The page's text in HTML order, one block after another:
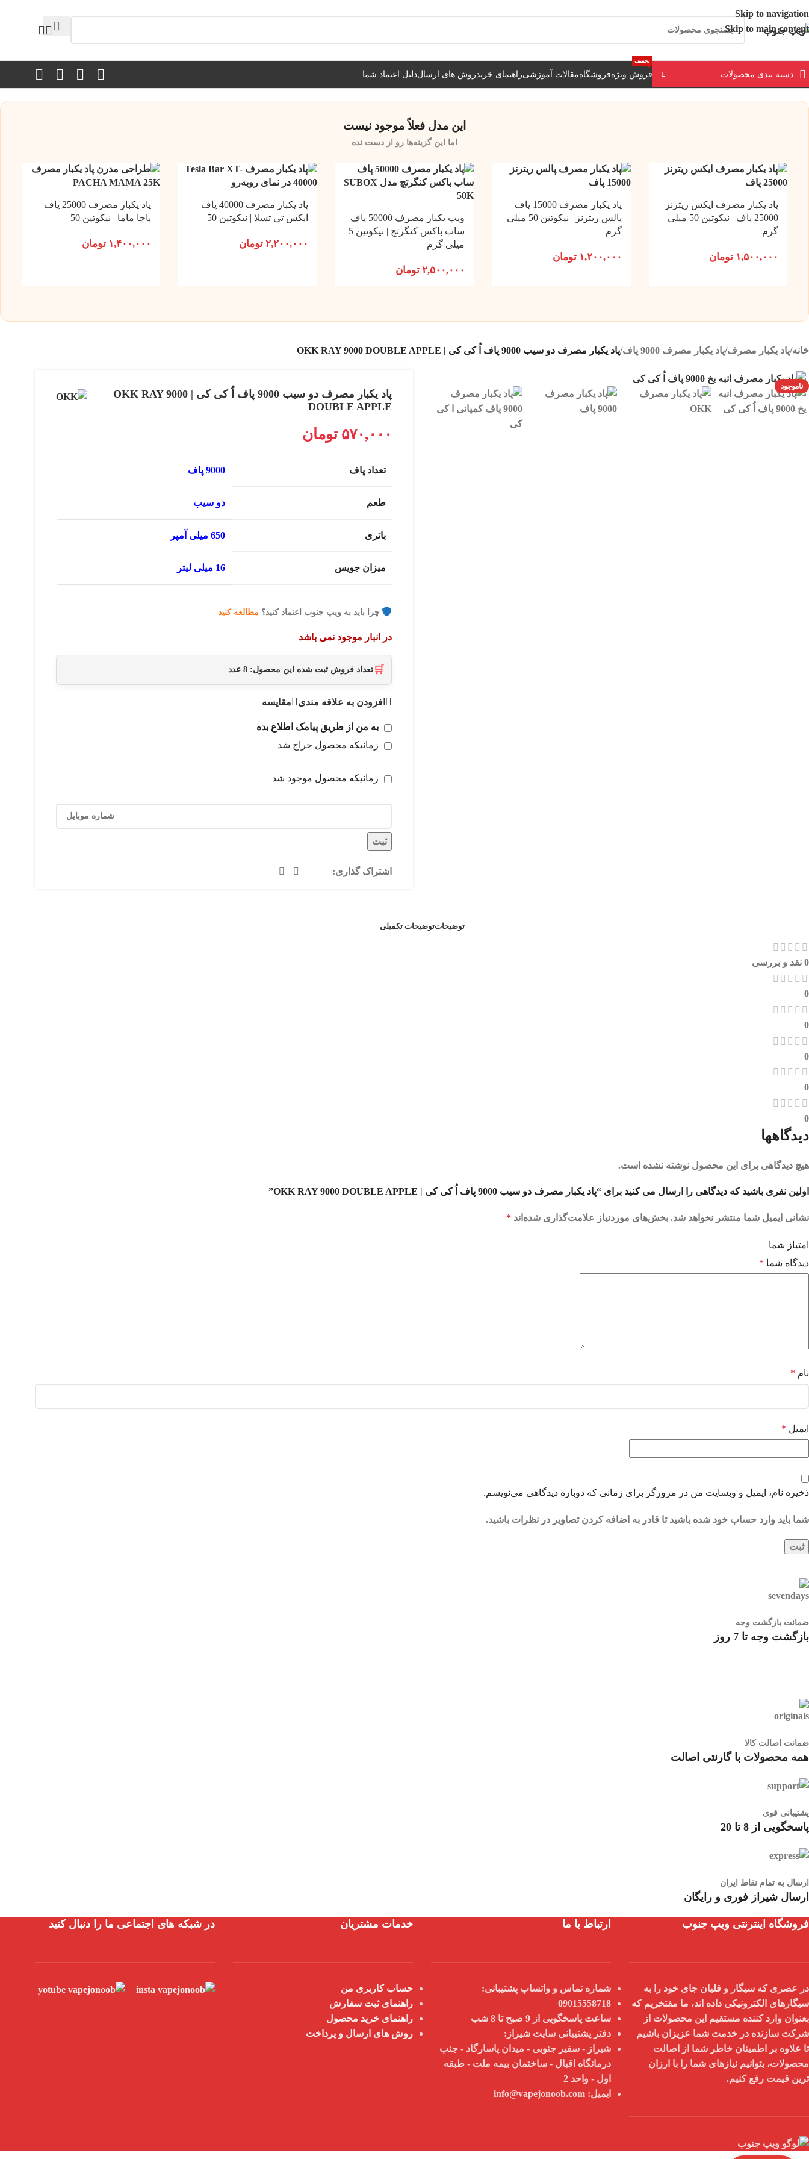
Skip to navigation
Skip to main content
دسته بندی محصولات فروش ویژه
تخفیف
فروشگاهمقالات آموزشیراهنمای خریدروش های ارسالدلیل اعتماد شما
این مدل فعلاً موجود نیست
اما این گزینه‌ها رو از دست نده
پاد یکبار مصرف ایکس ریترنز
25000 پاف | نیکوتین 50 میلی
گرم
۱,۵۰۰,۰۰۰ تومان
پاد یکبار مصرف 15000 پاف
پالس ریترنز | نیکوتین 50 میلی
گرم
۱,۲۰۰,۰۰۰ تومان
ویپ یکبار مصرف 50000 پاف
ساب باکس کنگرتچ | نیکوتین 5
میلی گرم
۲,۵۰۰,۰۰۰ تومان
پاد یکبار مصرف 40000 پاف
ایکس تی تسلا | نیکوتین 50
۲,۲۰۰,۰۰۰ تومان
پاد یکبار مصرف 25000 پاف
پاچا ماما | نیکوتین 50
۱,۴۰۰,۰۰۰ تومان
خانه/پاد یکبار مصرف/پاد یکبار مصرف 9000 پاف /پاد یکبار مصرف دو سیب 9000 پاف اُ کی کی | OKK RAY 9000 DOUBLE APPLE
ناموجود
پاد یکبار مصرف دو سیب 9000 پاف اُ کی کی | OKK RAY 9000
DOUBLE APPLE
۵۷۰,۰۰۰ تومان
تعداد پاف 9000 پاف
طعم دو سیب
باتری 650 میلی آمپر
میزان جویس 16 میلی لیتر
چرا باید به ویپ جنوب اعتماد کنید؟ مطالعه کنید
در انبار موجود نمی باشد
🛒 تعداد فروش ثبت شده این محصول: 8عدد
افزودن به علاقه مندی مقایسه
به من از طریق پیامک اطلاع بده
زمانیکه محصول حراج شد
زمانیکه محصول موجود شد
ثبت
اشتراک گذاری:
توضیحاتتوضیحات تکمیلی
0 نقد و بررسی
0
0
0
0
0
دیدگاهها
هیچ دیدگاهی برای این محصول نوشته نشده است.
اولین نفری باشید که دیدگاهی را ارسال می کنید برای “پاد یکبار مصرف دو سیب 9000 پاف اُ کی کی | OKK RAY 9000 DOUBLE APPLE”
نشانی ایمیل شما منتشر نخواهد شد. بخش‌های موردنیاز علامت‌گذاری شده‌اند *
امتیاز شما
دیدگاه شما *
نام *
ایمیل *
ذخیره نام، ایمیل و وبسایت من در مرورگر برای زمانی که دوباره دیدگاهی می‌نویسم.
شما باید وارد حساب خود شده باشید تا قادر به اضافه کردن تصاویر در نظرات باشید.
ضمانت بازگشت وجه
بازگشت وجه تا 7 روز
ضمانت اصالت کالا
همه محصولات با گارنتی اصالت
پشتیبانی قوی
پاسخگویی از 8 تا 20
ارسال به تمام نقاط ایران
ارسال شیراز فوری و رایگان
فروشگاه اینترنتی ویپ جنوب
در عصری که سیگار و قلیان جای خود را به
سیگارهای الکترونیکی داده اند، ما مفتخریم که
بعنوان وارد کننده مستقیم این محصولات از
شرکت سازنده در خدمت شما عزیزان باشیم
تا علاوه بر اطمینان خاطر شما از
اصالت
محصولات، بتوانیم نیازهای شما را با ارزان
ترین قیمت رفع کنیم.
ارتباط با ما
شماره تماس و واتساپ پشتیبانی:
09015558718
ساعت پاسخگویی از 9 صبح تا 8 شب
دفتر پشتیبانی سایت شیراز:
شیراز - سفیر جنوبی - میدان پاسارگاد - جنب
درمانگاه اقبال - ساختمان بیمه ملت - طبقه
اول - واحد 2
ایمیل:
خدمات مشتریان
حساب کاربری من
راهنمای ثبت سفارش
راهنمای خرید محصول
روش های ارسال و پرداخت
در شبکه های اجتماعی ما را دنبال کنید